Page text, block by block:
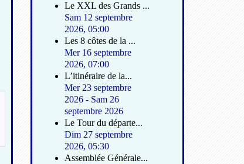
Le XXL des Grands ...
Sam 12 septembre
2026, 05:00
Les 8 côtes de la ...
Mer 16 septembre
2026, 07:00
L’itinéraire de la...
Mer 23 septembre
2026- Sam 26
septembre 2026
Le Tour du départe...
Dim 27 septembre
2026, 05:30
Assemblée Générale...